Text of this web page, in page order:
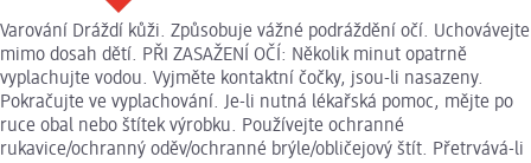
Varování Dráždí kůži. Způsobuje vážné podráždění očí. Uchovávejte
mimo dosah dětí. PŘI ZASAŽENÍ OČÍ: Několik minut opatrně
vyplachujte vodou. Vyjměte kontaktní čočky, jsou-li nasazeny.
Pokračujte ve vyplachování. Je-li nutná lékařská pomoc, mějte po
ruce obal nebo štítek výrobku. Používejte ochranné
rukavice/ochranný oděv/ochranné brýle/obličejový štít. Přetrvává-li